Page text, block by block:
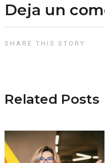
Deja un
SHARE THIS STORY
Related Posts